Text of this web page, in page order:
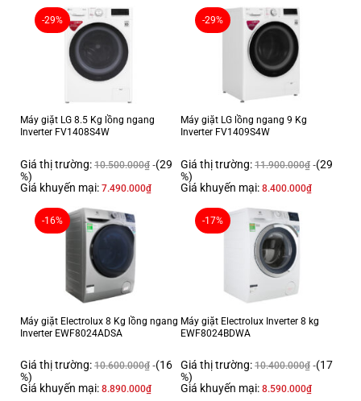
-29%
Máy giặt LG 8.5 Kg lồng ngang
Inverter FV1408S4W
Giá thị trường: 10.500.000₫ (29
%)
Giá khuyến mại: 7.490.000₫
-29%
Máy giặt LG lồng ngang 9 Kg
Inverter FV1409S4W
Giá thị trường: 11.900.000₫ (29
%)
Giá khuyến mại: 8.400.000₫
-16%
Máy giặt Electrolux 8 Kg lồng ngang
Inverter EWF8024ADSA
Giá thị trường: 10.600.000₫ (16
%)
Giá khuyến mại: 8.890.000₫
-17%
Máy giặt Electrolux Inverter 8 kg
EWF8024BDWA
Giá thị trường: 10.400.000₫ (17
%)
Giá khuyến mại: 8.590.000₫